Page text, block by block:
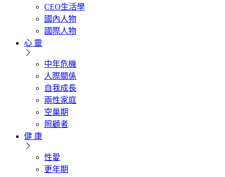
CEO生活學
國內人物
國際人物
心 靈
中年危機
人際關係
自我成長
兩性家庭
空巢期
照顧者
健 康
性愛
更年期